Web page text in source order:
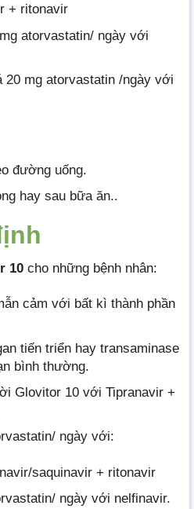
+ ritonavir
atorvastatin/ ngày với
20 mg atorvastatin /ngày với
đường uống.
hay sau bữa ăn..
10 cho những bệnh nhân:
cảm với bất kì thành phần
tiến triển hay transaminase
bình thường.
Glovitor 10 với Tipranavir +
ngày với:
saquinavir + ritonavir
ngày với nelfinavir.